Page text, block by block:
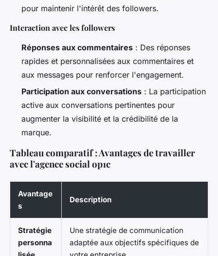
pour maintenir l'intérêt des followers.
Interaction avec les followers
Réponses aux commentaires : Des réponses
rapides et personnalisées aux commentaires et
aux messages pour renforcer l'engagement.
Participation aux conversations : La participation
active aux conversations pertinentes pour
augmenter la visibilité et la crédibilité de la
marque.
Tableau comparatif : Avantages de travailler
avec l'agence social op1c
Avantage
s
Description
Stratégie
personna
Une stratégie de communication
adaptée aux objectifs spécifiques de